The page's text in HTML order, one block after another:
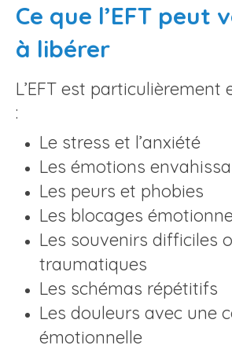
Ce que l’EFT peut
à libérer
L’EFT est particulièrement
:
Le stress et l’anxiété
Les émotions
Les peurs et phobies
Les blocages
Les souvenirs difficiles
traumatiques
Les schémas répétitifs
Les douleurs avec une
émotionnelle